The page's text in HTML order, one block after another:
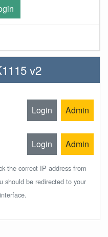
v2
Login Admin
Login Admin
the correct IP address from
should be redirected to your